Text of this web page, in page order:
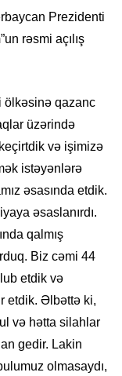
Prezidenti
rəsmi açılış
ölkəsinə qazanc
üzərində
və işimizə
istəyənlərə
əsasında etdik.
əsaslanırdı.
qalmış
Biz cəmi 44
etdik və
etdik. Əlbəttə ki,
və hətta silahlar
gedir. Lakin
olmasaydı,